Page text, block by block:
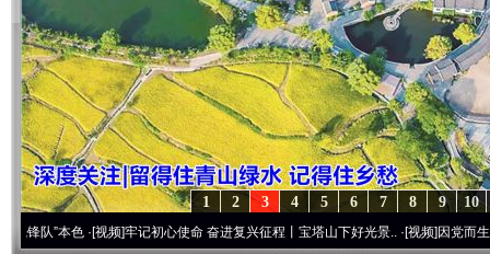
10
9
8
7
6
5
4
3
2
1
·[视频]牢记初心使命 奋进复兴征程丨宝塔山下好光景..·[视频]因党而生 为党而战